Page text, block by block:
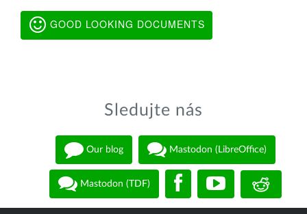
GOOD LOOKING DOCUMENTS
Sledujte nás
Our blog Mastodon (LibreOffice)
Mastodon (TDF)